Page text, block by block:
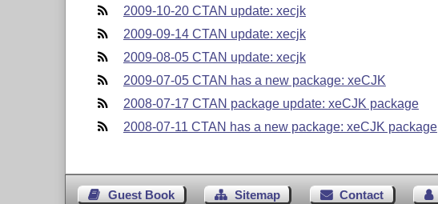
2009-10-20 CTAN update: xecjk
2009-09-14 CTAN update: xecjk
2009-08-05 CTAN update: xecjk
2009-07-05 CTAN has a new package: xeCJK
2008-07-17 CTAN package update: xeCJK package
2008-07-11 CTAN has a new package: xeCJK package
Guest Book Sitemap Contact